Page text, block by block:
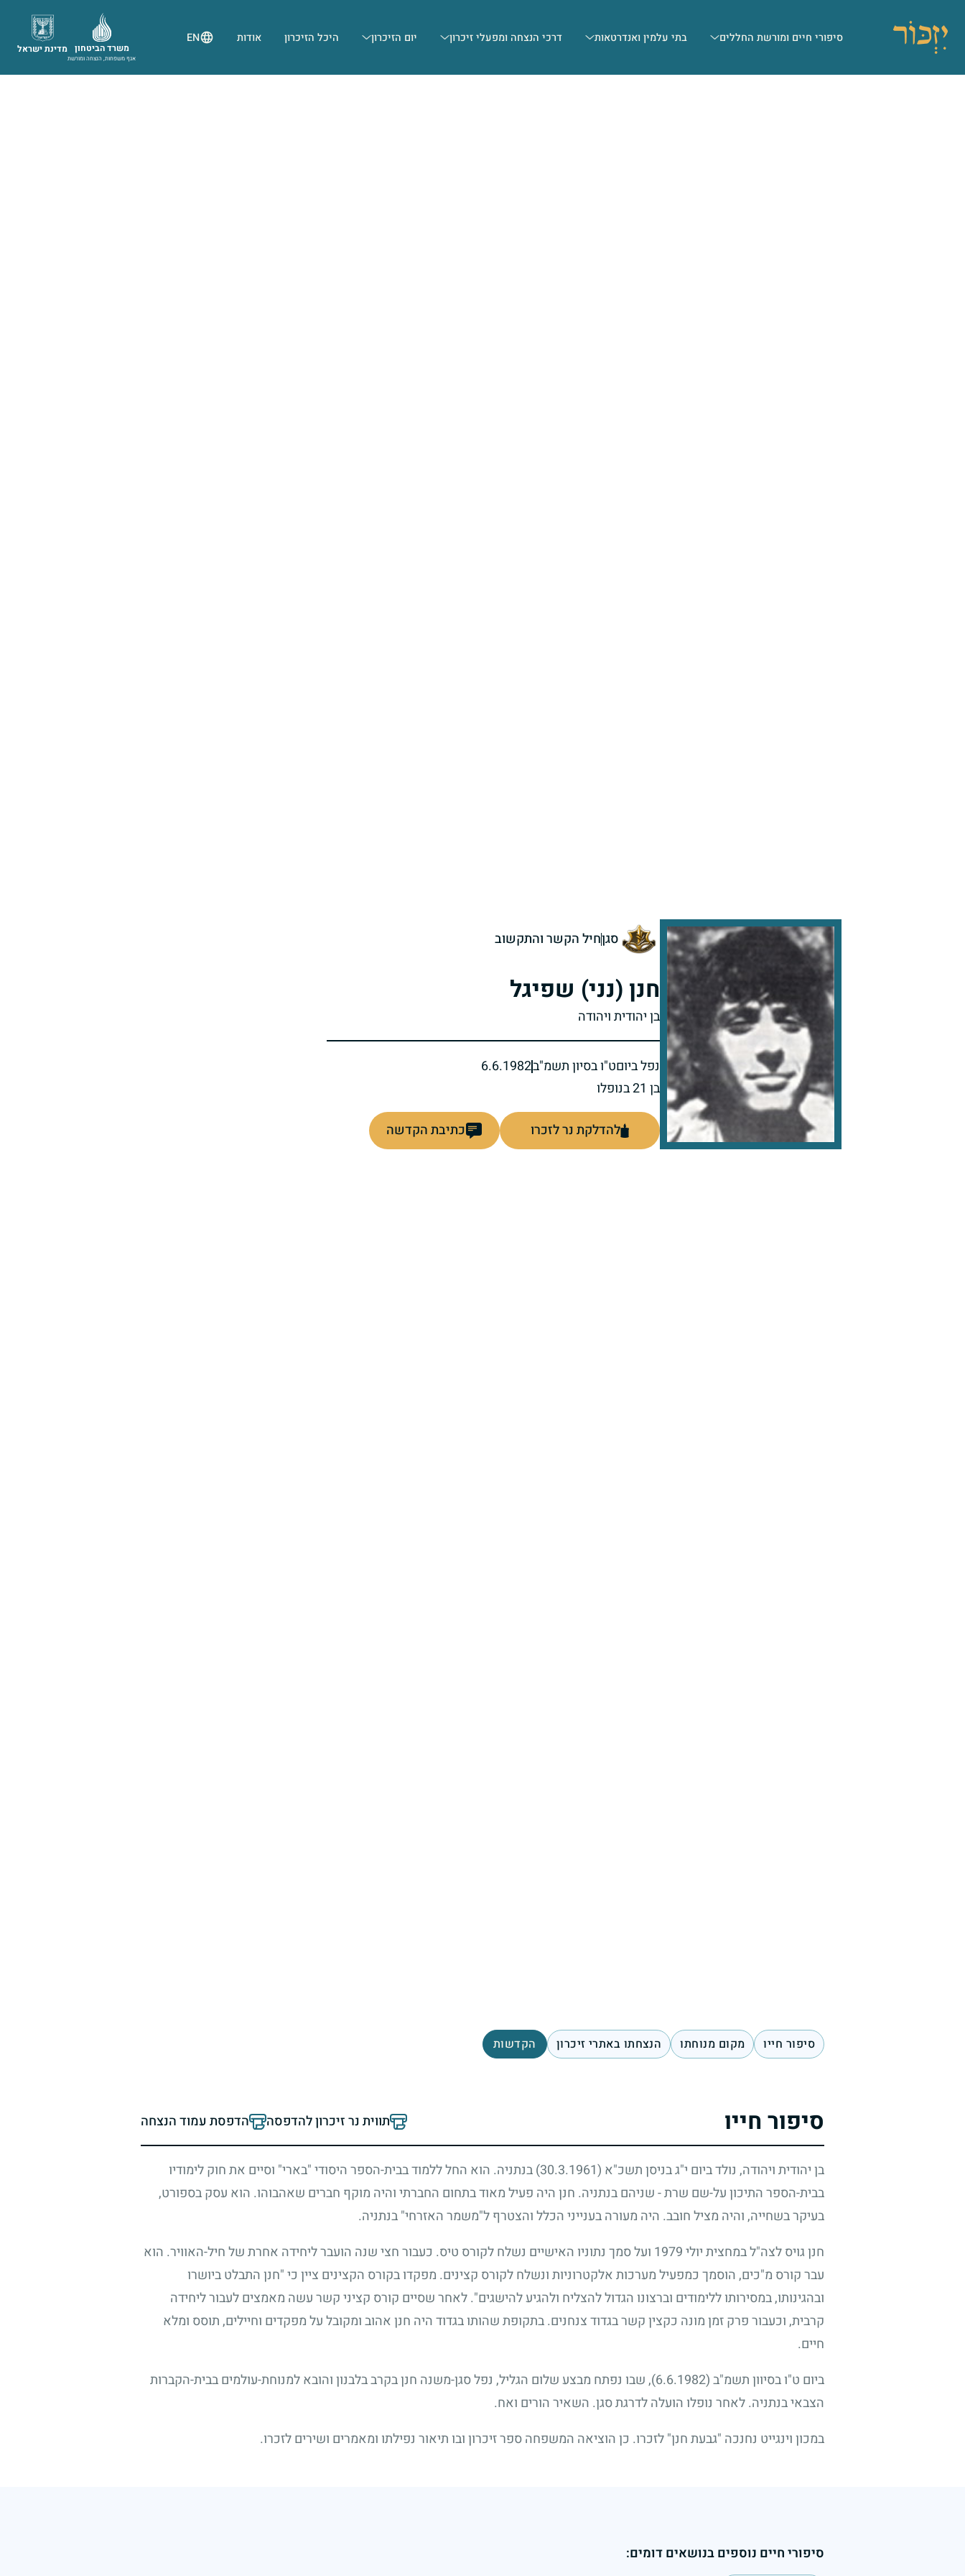
סיפורי חיים ומורשת החללים בתי עלמין ואנדרטאות דרכי הנצחה ומפעלי זיכרון יום הזיכרון היכל הזיכרון אודות EN
מדינת ישראל משרד הביטחון
אגף משפחות, הנצחה ומורשת
סגןחיל הקשר והתקשוב
חנן (נני) שפיגל
בן יהודית ויהודה
נפל ביוםט"ו בסיון תשמ"ב6.6.1982
בן 21 בנופלו
להדלקת נר לזכרו כתיבת הקדשה
סיפור חייו מקום מנוחתו הנצחתו באתרי זיכרון הקדשות
סיפור חייו תווית נר זיכרון להדפסה הדפסת עמוד הנצחה
בן יהודית ויהודה, נולד ביום י"ג בניסן תשכ"א (30.3.1961)
בנתניה. הוא החל ללמוד בבית-הספר היסודי "בארי" וסיים את חוק לימודיו
בבית-הספר התיכון על-שם שרת-שניהם בנתניה. חנן היה פעיל מאוד בתחום החברתי והיה מוקף חברים שאהבוהו. הוא עסק בספורט,
בעיקר בשחייה, והיה מציל חובב. היה מעורה בענייני הכלל והצטרף ל"משמר האזרחי" בנתניה.
חנן גויס לצה"ל במחצית יולי1979 ועל סמך נתוניו האישיים נשלח לקורס טיס. כעבור חצי שנה הועבר ליחידה אחרת של חיל-האוויר. הוא
עבר קורס מ"כים, הוסמך כמפעיל מערכות אלקטרוניות ונשלח לקורס קצינים. מפקדו בקורס הקצינים ציין כי "חנן התבלט ביושרו
ובהגינותו, במסירותו ללימודים וברצונו הגדול להצליח ולהגיע להישגים". לאחר שסיים קורס קציני קשר עשה מאמצים לעבור ליחידה
קרבית, וכעבור פרק זמן מונה כקצין קשר בגדוד צנחנים. בתקופת שהותו בגדוד היה חנן אהוב ומקובל על מפקדים וחיילים, תוסס ומלא
חיים.
ביום ט"ו בסיוון תשמ"ב(6.6.1982)
, שבו נפתח מבצע שלום הגליל, נפל סגן-משנה חנן בקרב בלבנון והובא למנוחת-עולמים בבית-הקברות
הצבאי בנתניה. לאחר נופלו הועלה לדרגת סגן. השאיר הורים ואח.
במכון וינגייט נחנכה "גבעת חנן" לזכרו. כן הוציאה המשפחה ספר זיכרון ובו תיאור נפילתו ומאמרים ושירים לזכרו.
סיפורי חיים נוספים בנושאים דומים: